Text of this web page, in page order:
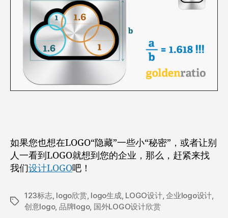
如果您也想在LOGO“隐藏”一些小“秘密”，或者让别
人一看到LOGO就想到您的企业，那么，赶紧来找
我们设计LOGO吧！
标
123标志, logo欣赏, logo生成, LOGO设计,企业logo设计,
创意logo, 品牌logo, 国外LOGO设计欣赏